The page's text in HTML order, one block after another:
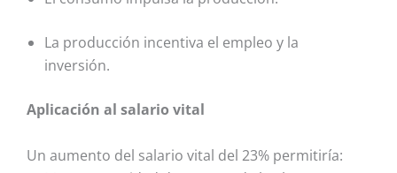
La producción incentiva el empleo y la
inversión.
Aplicación al salario vital
Un aumento del salario vital del 23% permitiría: